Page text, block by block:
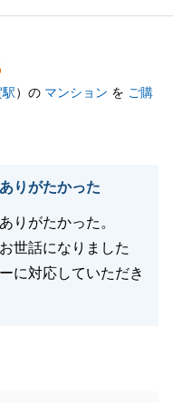
思っております。
り新たなステージへ
でお手伝いさせてい
う、お願い申し上げ
駅）の マンション を ご購
りがたかった
りがたかった。
世話になりました
に対応していただき